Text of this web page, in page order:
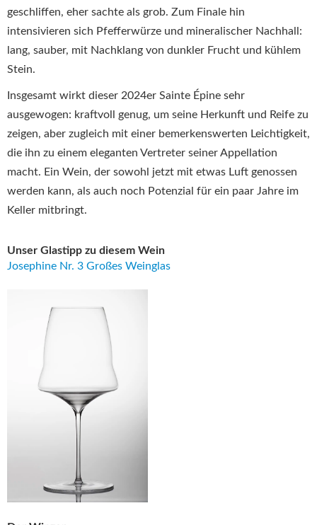
geschliffen, eher sachte als grob. Zum Finale hin
intensivieren sich Pfefferwürze und mineralischer Nachhall:
lang, sauber, mit Nachklang von dunkler Frucht und kühlem
Stein.
Insgesamt wirkt dieser 2024er Sainte Épine sehr
ausgewogen: kraftvoll genug, um seine Herkunft und Reife zu
zeigen, aber zugleich mit einer bemerkenswerten Leichtigkeit,
die ihn zu einem eleganten Vertreter seiner Appellation
macht. Ein Wein, der sowohl jetzt mit etwas Luft genossen
werden kann, als auch noch Potenzial für ein paar Jahre im
Keller mitbringt.
Unser Glastipp zu diesem Wein
Josephine Nr. 3 Großes Weinglas